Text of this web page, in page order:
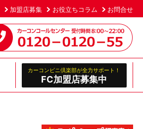
加盟店募集 お役立ちコラム お問合せ
カーコンビニ倶楽部が全力サポート！
FC加盟店募集中